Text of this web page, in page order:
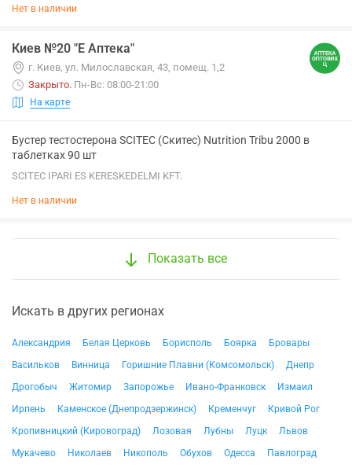
Нет в наличии
Киев №20 "Е Аптека"
г. Киев, ул. Милославская, 43, помещ. 1,2
Закрыто. Пн-Вс: 08:00-21:00
На карте
Бустер тестостерона SCITEC (Скитес) Nutrition Tribu 2000 в
таблетках 90 шт
SCITEC IPARI ES KERESKEDELMI KFT.
Нет в наличии
Показать все
Искать в других регионах
Александрия Белая Церковь Борисполь Боярка
Бровары
Васильков
Винница Горишние Плавни (Комсомольск)
Днепр
Дрогобыч
Житомир Запорожье Ивано-Франковск
Измаил
Ирпень
Каменское (Днепродзержинск) Кременчуг
Кривой Рог
Кропивницкий (Кировоград)
Лозовая Лубны Луцк
Львов
Мукачево
Николаев Никополь Обухов Одесса
Павлоград